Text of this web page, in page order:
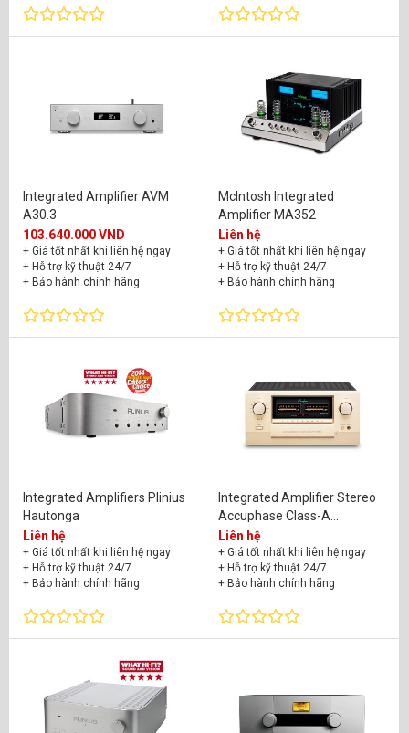
Integrated Amplifier AVM
A30.3
103.640.000 VND
+ Giá tốt nhất khi liên hệ ngay
+ Hỗ trợ kỹ thuật 24/7
+ Bảo hành chính hãng
McIntosh Integrated
Amplifier MA352
Liên hệ
+ Giá tốt nhất khi liên hệ ngay
+ Hỗ trợ kỹ thuật 24/7
+ Bảo hành chính hãng
Integrated Amplifiers Plinius
Hautonga
Liên hệ
+ Giá tốt nhất khi liên hệ ngay
+ Hỗ trợ kỹ thuật 24/7
+ Bảo hành chính hãng
Integrated Amplifier Stereo
Accuphase Class-A
Precision E-800
Liên hệ
+ Giá tốt nhất khi liên hệ ngay
+ Hỗ trợ kỹ thuật 24/7
+ Bảo hành chính hãng